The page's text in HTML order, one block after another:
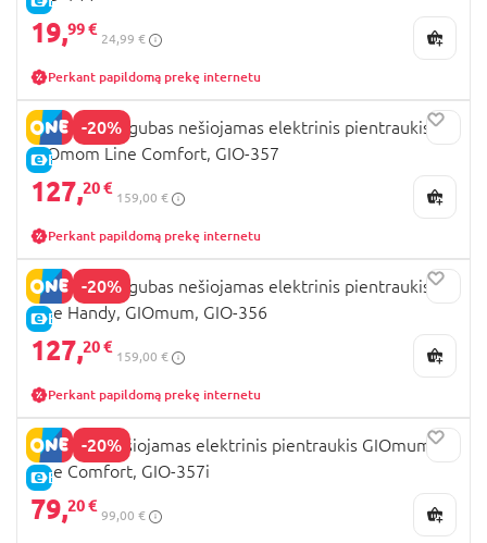
19,99 €
24,99 €
Perkant papildomą prekę internetu
-20%
E-KAINA
INNOGIO dvigubas nešiojamas elektrinis pientraukis
GIOmom Line Comfort, GIO-357
127,20 €
159,00 €
Perkant papildomą prekę internetu
-20%
E-KAINA
INNOGIO dvigubas nešiojamas elektrinis pientraukis,
Line Handy, GIOmum, GIO-356
127,20 €
159,00 €
Perkant papildomą prekę internetu
-20%
E-KAINA
INNOGIO nešiojamas elektrinis pientraukis GIOmum
Line Comfort, GIO-357i
79,20 €
99,00 €